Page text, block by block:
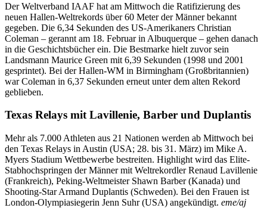
Der Weltverband IAAF hat am Mittwoch die Ratifizierung des
neuen Hallen-Weltrekords über 60 Meter der Männer bekannt
gegeben. Die 6,34 Sekunden des US-Amerikaners Christian
Coleman – gerannt am 18. Februar in Albuquerque – gehen danach
in die Geschichtsbücher ein. Die Bestmarke hielt zuvor sein
Landsmann Maurice Green mit 6,39 Sekunden (1998 und 2001
gesprintet). Bei der Hallen-WM in Birmingham (Großbritannien)
war Coleman in 6,37 Sekunden erneut unter dem alten Rekord
geblieben.
Texas Relays mit Lavillenie, Barber und Duplantis
Mehr als 7.000 Athleten aus 21 Nationen werden ab Mittwoch bei
den Texas Relays in Austin (USA; 28. bis 31. März) im Mike A.
Myers Stadium Wettbewerbe bestreiten. Highlight wird das Elite-
Stabhochspringen der Männer mit Weltrekordler Renaud Lavillenie
(Frankreich), Peking-Weltmeister Shawn Barber (Kanada) und
Shooting-Star Armand Duplantis (Schweden). Bei den Frauen ist
London-Olympiasiegerin Jenn Suhr (USA) angekündigt. eme/aj